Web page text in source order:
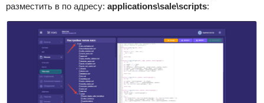
разместить в по адресу: applications\sale\scripts: